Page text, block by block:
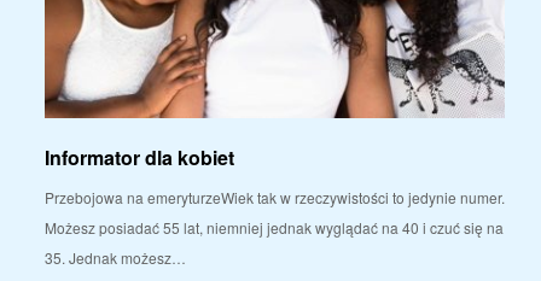
Informator dla kobiet
Przebojowa na emeryturzeWiek tak w rzeczywistości to jedynie numer.
Możesz posiadać 55 lat, niemniej jednak wyglądać na 40 i czuć się na
35. Jednak możesz…